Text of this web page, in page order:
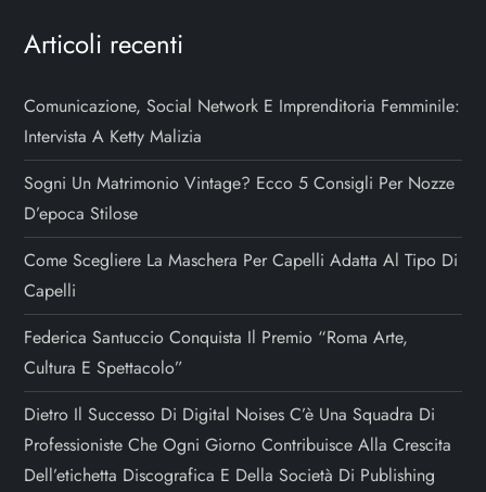
Articoli recenti
Comunicazione, Social Network E Imprenditoria Femminile:
Intervista A Ketty Malizia
Sogni Un Matrimonio Vintage? Ecco 5 Consigli Per Nozze
D’epoca Stilose
Come Scegliere La Maschera Per Capelli Adatta Al Tipo Di
Capelli
Federica Santuccio Conquista Il Premio “Roma Arte,
Cultura E Spettacolo”
Dietro Il Successo Di Digital Noises C’è Una Squadra Di
Professioniste Che Ogni Giorno Contribuisce Alla Crescita
Dell’etichetta Discografica E Della Società Di Publishing